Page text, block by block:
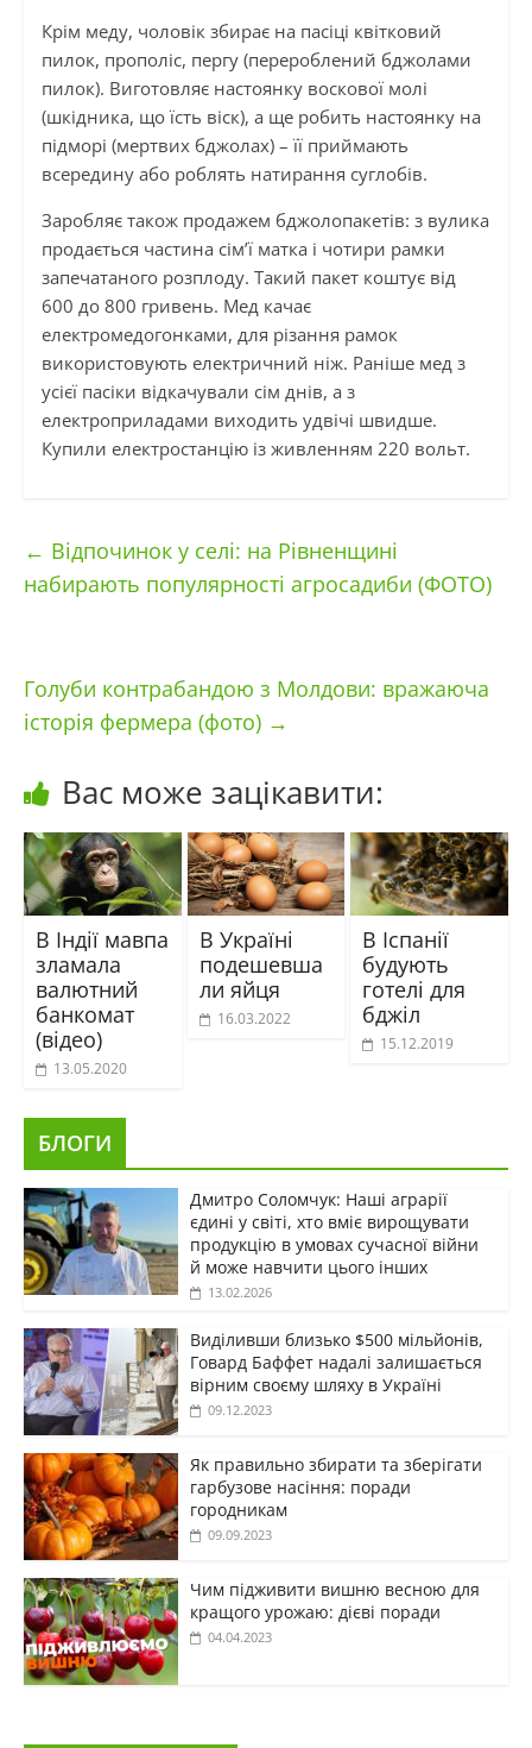
Крім меду, чоловік збирає на пасіці квітковий
пилок, прополіс, пергу (перероблений бджолами
пилок). Виготовляє настоянку воскової молі
(шкідника, що їсть віск), а ще робить настоянку на
підморі (мертвих бджолах) – її приймають
всередину або роблять натирання суглобів.
Заробляє також продажем бджолопакетів: з вулика
продається частина сім’ї матка і чотири рамки
запечатаного розплоду. Такий пакет коштує від
600 до 800 гривень. Мед качає
електромедогонками, для різання рамок
використовують електричний ніж. Раніше мед з
усієї пасіки відкачували сім днів, а з
електроприладами виходить удвічі швидше.
Купили електростанцію із живленням 220 вольт.
← Відпочинок у селі: на Рівненщині
набирають популярності агросадиби (ФОТО)
Голуби контрабандою з Молдови: вражаюча
історія фермера (фото) →
Вас може зацікавити:
В Індії мавпа
зламала
валютний
банкомат
(відео)
13.05.2020
В Україні
подешевша
ли яйця
16.03.2022
В Іспанії
будують
готелі для
бджіл
15.12.2019
БЛОГИ
Дмитро Соломчук: Наші аграрії
єдині у світі, хто вміє вирощувати
продукцію в умовах сучасної війни
й може навчити цього інших
13.02.2026
Виділивши близько $500 мільйонів,
Говард Баффет надалі залишається
вірним своєму шляху в Україні
09.12.2023
Як правильно збирати та зберігати
гарбузове насіння: поради
городникам
09.09.2023
Чим підживити вишню весною для
кращого урожаю: дієві поради
04.04.2023